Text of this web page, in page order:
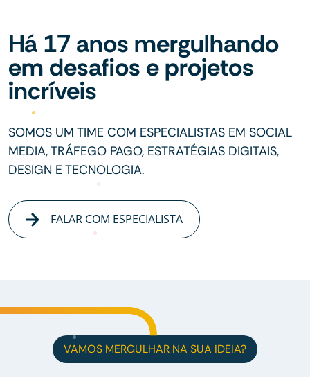
Há 17 anos mergulhando
em desafios e projetos
incríveis
SOMOS UM TIME COM ESPECIALISTAS EM SOCIAL
MEDIA, TRÁFEGO PAGO, ESTRATÉGIAS DIGITAIS,
DESIGN E TECNOLOGIA.
FALAR COM ESPECIALISTA
VAMOS MERGULHAR NA SUA IDEIA?